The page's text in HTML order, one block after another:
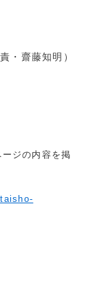
責・齋藤知明）
ージの内容を掲